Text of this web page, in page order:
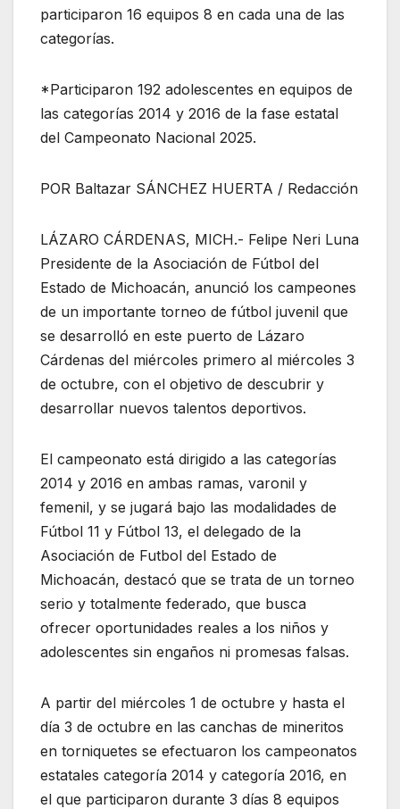
participaron 16 equipos 8 en cada una de las
categorías.
*Participaron 192 adolescentes en equipos de
las categorías 2014 y 2016 de la fase estatal
del Campeonato Nacional 2025.
POR Baltazar SÁNCHEZ HUERTA / Redacción
LÁZARO CÁRDENAS, MICH.- Felipe Neri Luna
Presidente de la Asociación de Fútbol del
Estado de Michoacán, anunció los campeones
de un importante torneo de fútbol juvenil que
se desarrolló en este puerto de Lázaro
Cárdenas del miércoles primero al miércoles 3
de octubre, con el objetivo de descubrir y
desarrollar nuevos talentos deportivos.
El campeonato está dirigido a las categorías
2014 y 2016 en ambas ramas, varonil y
femenil, y se jugará bajo las modalidades de
Fútbol 11 y Fútbol 13, el delegado de la
Asociación de Futbol del Estado de
Michoacán, destacó que se trata de un torneo
serio y totalmente federado, que busca
ofrecer oportunidades reales a los niños y
adolescentes sin engaños ni promesas falsas.
A partir del miércoles 1 de octubre y hasta el
día 3 de octubre en las canchas de mineritos
en torniquetes se efectuaron los campeonatos
estatales categoría 2014 y categoría 2016, en
el que participaron durante 3 días 8 equipos